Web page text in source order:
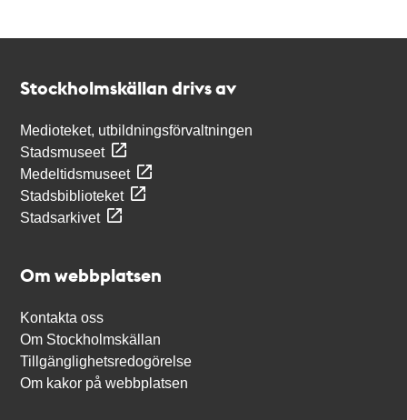
Stockholmskällan drivs av
Medioteket, utbildningsförvaltningen
Stadsmuseet
Medeltidsmuseet
Stadsbiblioteket
Stadsarkivet
Om webbplatsen
Kontakta oss
Om Stockholmskällan
Tillgänglighetsredogörelse
Om kakor på webbplatsen